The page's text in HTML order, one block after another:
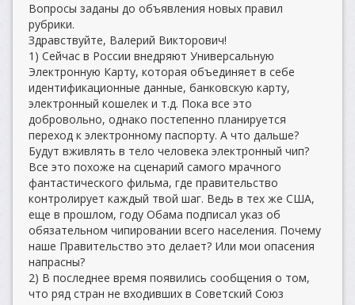
Вопросы заданы до объявления новых правил
рубрики.
Здравствуйте, Валерий Викторович!
1) Сейчас в России внедряют Универсальную
Электронную Карту, которая объединяет в себе
идентификационные данные, банковскую карту,
электронный кошелек и т.д. Пока все это
добровольно, однако постепенно планируется
переход к электронному паспорту. А что дальше?
Будут вживлять в тело человека электронный чип?
Все это похоже на сценарий самого мрачного
фантастического фильма, где правительство
контролирует каждый твой шаг. Ведь в тех же США,
еще в прошлом, году Обама подписал указ об
обязательном чипировании всего населения. Почему
наше Правительство это делает? Или мои опасения
напрасны?
2) В последнее время появились сообщения о том,
что ряд стран не входивших в Советский Союз